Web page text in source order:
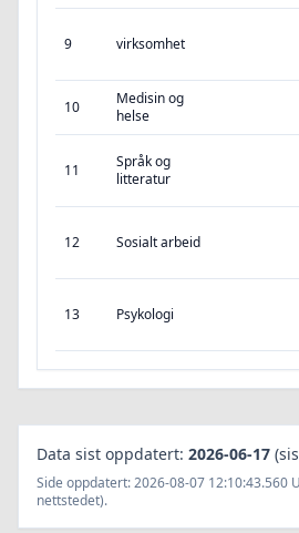
9 virksomhet
10
Medisin og
helse
11
Språk og
litteratur
12 Sosialt arbeid
13 Psykologi
Data sist oppdatert: 2026-06-17
Side oppdatert: 2026-08-07 12:10:43.560
nettstedet).